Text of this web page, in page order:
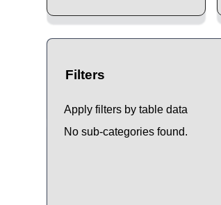
Filters
Apply filters by table data
No sub-categories found.